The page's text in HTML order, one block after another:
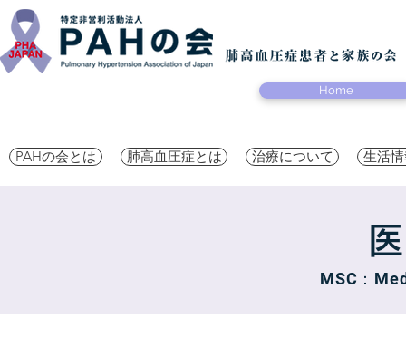
Home
PAHの会とは 肺高血圧症とは 治療について 生活
MSC：